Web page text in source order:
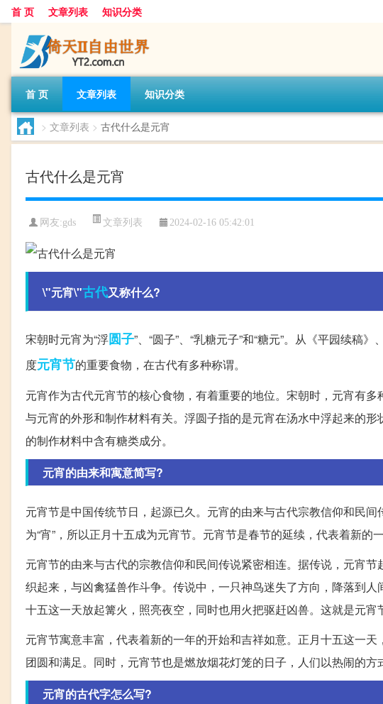
首 页 文章列表 知识分类
首 页 文章列表 知识分类
> 文章列表 > 古代什么是元宵
古代什么是元宵
网友:gds 文章列表 2024-02-16 05:42:01
\"元宵\"古代又称什么?
宋朝时元宵为“浮圆子”、“圆子”、“乳糖元子”和“糖元”。从《平园续稿
度元宵节的重要食物，在古代有多种称谓。
元宵作为古代元宵节的核心食物，有着重要的地位。宋朝时，元宵有多
与元宵的外形和制作材料有关。浮圆子指的是元宵在汤水中浮起来的
的制作材料中含有糖类成分。
元宵的由来和寓意简写?
元宵节是中国传统节日，起源已久。元宵的由来与古代宗教信仰和民
为“宵”，所以正月十五成为元宵节。元宵节是春节的延续，代表着新的
元宵节的由来与古代的宗教信仰和民间传说紧密相连。据传说，元宵
织起来，与凶禽猛兽作斗争。传说中，一只神鸟迷失了方向，降落到
十五这一天放起篝火，照亮夜空，同时也用火把驱赶凶兽。这就是元宵
元宵节寓意丰富，代表着新的一年的开始和吉祥如意。正月十五这一
团圆和满足。同时，元宵节也是燃放烟花灯笼的日子，人们以热闹的方
元宵的古代字怎么写?